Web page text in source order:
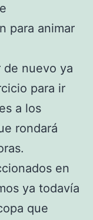
para animar
de nuevo ya
para ir
a los
rondará
en
ya todavía
que